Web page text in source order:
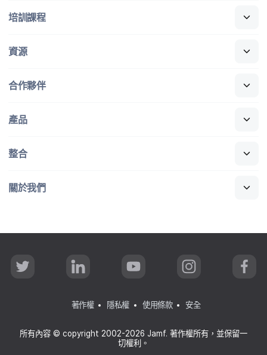
培訓​課程
資源
合作​夥伴
產品
整合
關於​我們
所有​內容 © copyright 2002-2026 Jamf. 著​作權​所有，​並​保留​一​
切權利。
著作權 隱私權 使用條款 安全
T
w
L
i
e
d
n
Y
o
u
b
I
n
a
g
a
m
F
a
k